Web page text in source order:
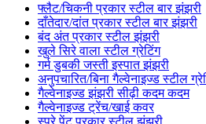
फ्लैट/चिकनी प्रकार स्टील बार झंझरी
दाँतेदार/दांत प्रकार स्टील बार झंझरी
बंद अंत प्रकार स्टील झंझरी
खुले सिरे वाला स्टील ग्रेटिंग
गर्म डुबकी जस्ती इस्पात झंझरी
अनुपचारित/बिना गैल्वेनाइज्ड स्टील
गैल्वेनाइज्ड झंझरी सीढ़ी कदम कदम
गैल्वेनाइज्ड ट्रेंच/खाई कवर
स्प्रे पेंट प्रकार स्टील झंझरी